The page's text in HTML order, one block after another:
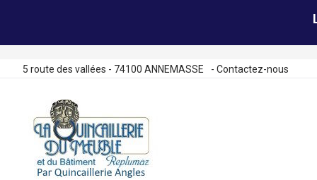
5 route des vallées - 74100 ANNEMASSE - Contactez-nous